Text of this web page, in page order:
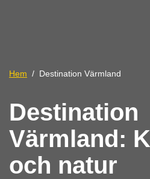
Hem Destination Värmland
Destination
Värmland:
och natur